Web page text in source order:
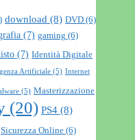
download (8) DVD (6)
(7) gaming (6)
(7) Identità Digitale
Artificiale (5) Internet
(5) Masterizzazione
(20) PS4 (8)
Sicurezza Online (6)